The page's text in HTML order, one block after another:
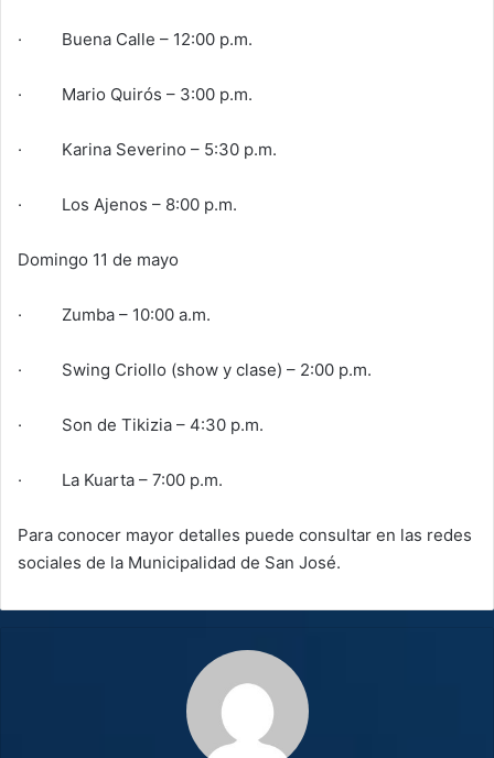
· Buena Calle – 12:00 p.m.
· Mario Quirós – 3:00 p.m.
· Karina Severino – 5:30 p.m.
· Los Ajenos – 8:00 p.m.
Domingo 11 de mayo
· Zumba – 10:00 a.m.
· Swing Criollo (show y clase) – 2:00 p.m.
· Son de Tikizia – 4:30 p.m.
· La Kuarta – 7:00 p.m.
Para conocer mayor detalles puede consultar en las redes
sociales de la Municipalidad de San José.